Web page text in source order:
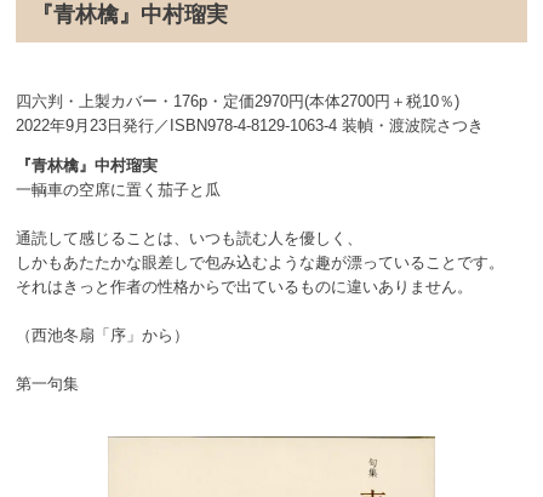
『青林檎』中村瑠実
四六判・上製カバー・176p・定価2970円(本体2700円＋税10％)
2022年9月23日発行／ISBN978-4-8129-1063-4 装幀・渡波院さつき
『青林檎』中村瑠実
一輌車の空席に置く茄子と瓜
通読して感じることは、いつも読む人を優しく、
しかもあたたかな眼差しで包み込むような趣が漂っていることです。
それはきっと作者の性格からで出ているものに違いありません。
（西池冬扇「序」から）
第一句集